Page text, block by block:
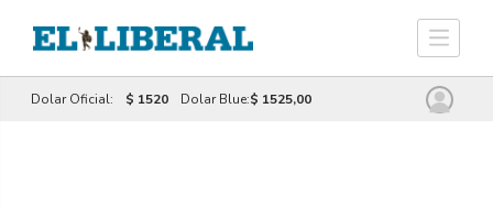
Dolar Oficial: $ 1520 Dolar Blue:$ 1525,00